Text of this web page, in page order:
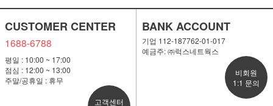
CUSTOMER CENTER
1688-6788
평일 : 10:00 ~ 17:00
점심 : 12:00 ~ 13:00
주말/공휴일 : 휴무
고객센터
BANK ACCOUNT
기업 112-187762-01-017
예금주: ㈜럭스네트웍스
비회원
1:1 문의